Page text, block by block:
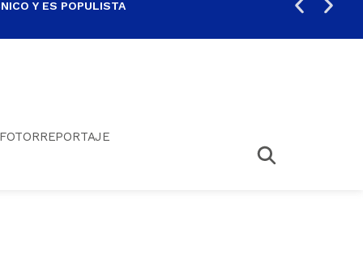
Y ES POPULISTA